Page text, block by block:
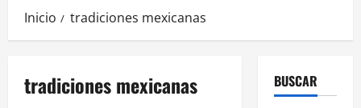
Inicio tradiciones mexicanas
tradiciones mexicanas BUSCAR